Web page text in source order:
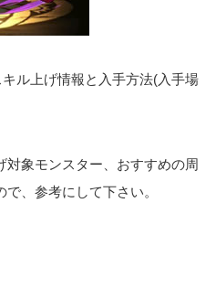
ル上げ情報と入手方法(入手場
対象モンスター、おすすめの周
、参考にして下さい。